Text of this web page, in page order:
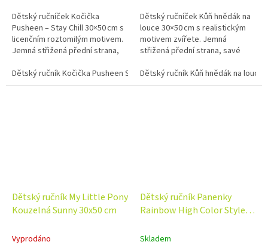
Dětský ručníček Kočička
Pusheen – Stay Chill 30×50 cm s
licenčním roztomilým motivem.
Jemná střižená přední strana,
bavlna.
Dětský ručník Kočička Pusheen Stay Chill 30x50 cm
Dětský ručníček Kůň hnědák na
louce 30×50 cm s realistickým
motivem zvířete. Jemná
střižená přední strana, savé
Dětský ručník Kůň hnědák na louce
Dětský ručník My Little Pony
Kouzelná Sunny 30x50 cm
Vyprodáno
Dětský ručník Panenky
Rainbow High Color Style
Skladem